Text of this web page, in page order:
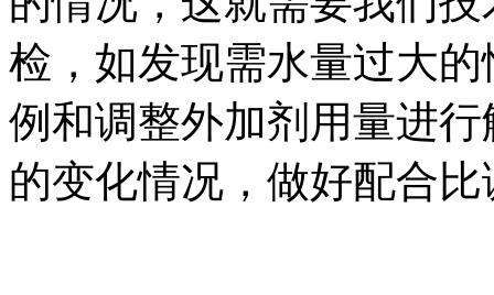
检，如发现需水量过大
例和调整外加剂用量进
的变化情况，做好配合